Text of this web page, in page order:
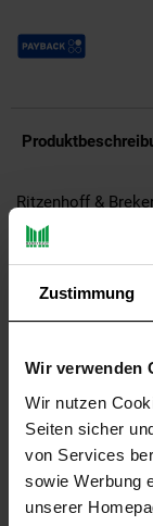
Zustimmung
Wir verwenden
Wir nutzen
Seiten sicher
von Services
sowie Werbung
unserer
Payback Punkte
Ritzenhoff &
Jedes Stück ein
Geschirrteile
Reaktivglasur
individuelle
kein Teil exakt
Country-Charme
heimeligen
im
Artikeldetails:
Durchmesser: ca.